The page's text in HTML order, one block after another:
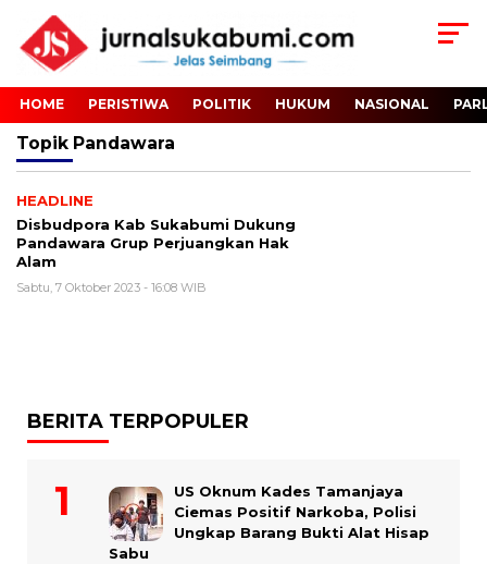
HOME PERISTIWA POLITIK HUKUM NASIONAL
Topik Pandawara
HEADLINE
Disbudpora Kab Sukabumi Dukung
Pandawara Grup Perjuangkan Hak
Alam
Sabtu, 7 Oktober 2023 - 16:08 WIB
BERITA TERPOPULER
US Oknum Kades Tamanjaya
Ciemas Positif Narkoba, Polisi
Ungkap Barang Bukti Alat Hisap
Sabu